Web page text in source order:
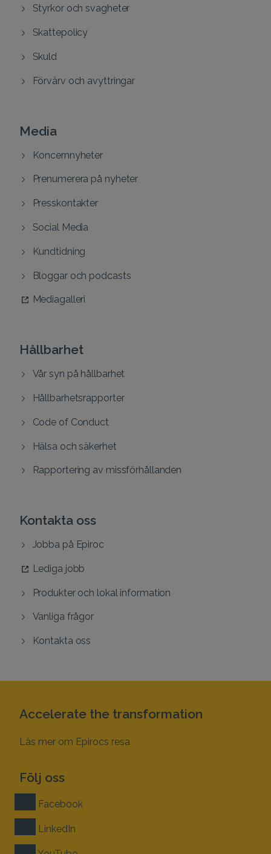
Styrkor och svagheter
Skattepolicy
Skuld
Förvärv och avyttringar
Media
Koncernnyheter
Prenumerera på nyheter
Presskontakter
Social Media
Kundtidning
Bloggar och podcasts
Mediagalleri
Hållbarhet
Vår syn på hållbarhet
Hållbarhetsrapporter
Code of Conduct
Hälsa och säkerhet
Rapportering av missförhållanden
Kontakta oss
Jobba på Epiroc
Lediga jobb
Produkter och lokal information
Vanliga frågor
Kontakta oss
Accelerate the transformation
Läs mer om Epirocs resa
Följ oss
Facebook
LinkedIn